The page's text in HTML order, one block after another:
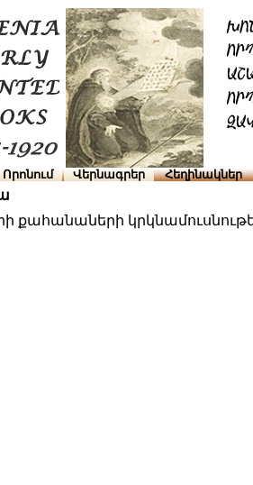
Որոնում Վերնագրեր Հեղինակներ
քահանաների